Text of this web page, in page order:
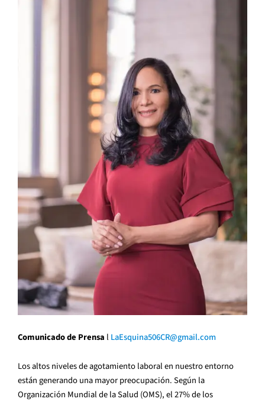
Comunicado de Prensa l LaEsquina506CR@gmail.com
Los altos niveles de agotamiento laboral en nuestro entorno
están generando una mayor preocupación. Según la
Organización Mundial de la Salud (OMS), el 27% de los